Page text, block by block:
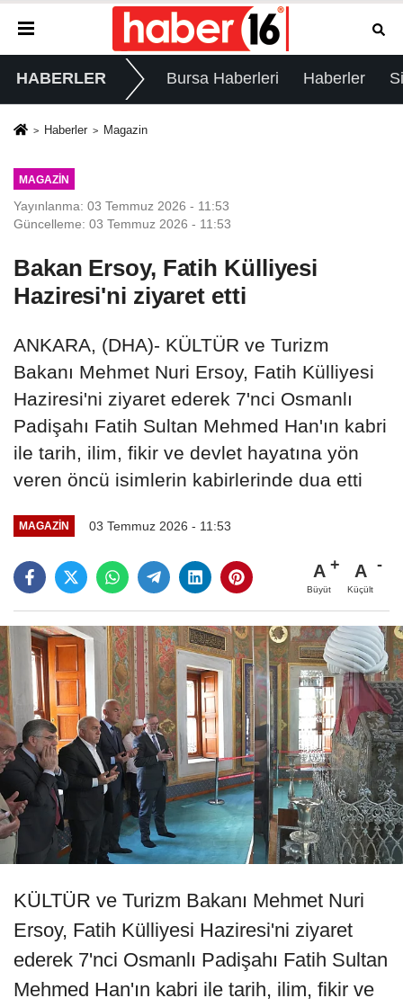
HABERLER Bursa Haberleri Haberler
Haberler Magazin
MAGAZIN
Yayınlanma: 03 Temmuz 2026 - 11:53
Güncelleme: 03 Temmuz 2026 - 11:53
Bakan Ersoy, Fatih Külliyesi
Haziresi'ni ziyaret etti
ANKARA, (DHA)- KÜLTÜR ve Turizm
Bakanı Mehmet Nuri Ersoy, Fatih Külliyesi
Haziresi'ni ziyaret ederek 7'nci Osmanlı
Padişahı Fatih Sultan Mehmed Han'ın kabri
ile tarih, ilim, fikir ve devlet hayatına yön
veren öncü isimlerin kabirlerinde dua etti
MAGAZIN 03 Temmuz 2026 - 11:53
A
Büyüt
A
Küçült
KÜLTÜR ve Turizm Bakanı Mehmet Nuri
Ersoy, Fatih Külliyesi Haziresi'ni ziyaret
ederek 7'nci Osmanlı Padişahı Fatih Sultan
Mehmed Han'ın kabri ile tarih, ilim, fikir ve